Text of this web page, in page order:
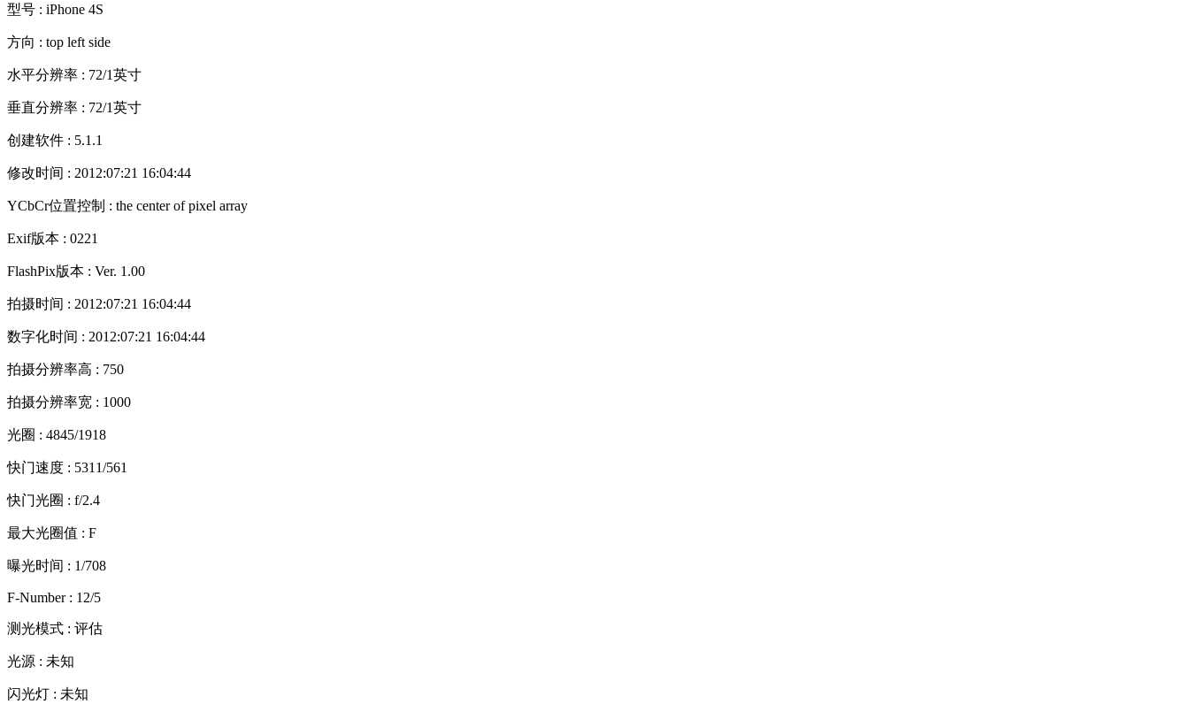
型号 : iPhone 4S
方向 : top left side
水平分辨率 : 72/1英寸
垂直分辨率 : 72/1英寸
创建软件 : 5.1.1
修改时间 : 2012:07:21 16:04:44
YCbCr位置控制 : the center of pixel array
Exif版本 : 0221
FlashPix版本 : Ver. 1.00
拍摄时间 : 2012:07:21 16:04:44
数字化时间 : 2012:07:21 16:04:44
拍摄分辨率高 : 750
拍摄分辨率宽 : 1000
光圈 : 4845/1918
快门速度 : 5311/561
快门光圈 : f/2.4
最大光圈值 : F
曝光时间 : 1/708
F-Number : 12/5
测光模式 : 评估
光源 : 未知
闪光灯 : 未知